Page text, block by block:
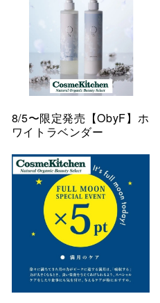
8/5〜限定発売【ObyF】ホ
ワイトラベンダー